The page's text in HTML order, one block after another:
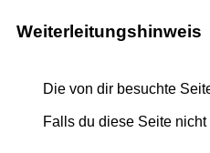
Weiterleitungshinweis
Die von dir besuchte
Falls du diese Seite